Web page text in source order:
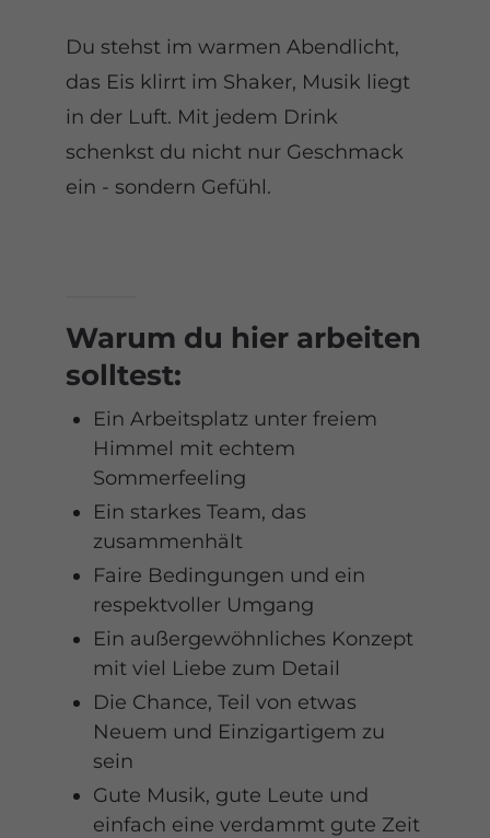
Du stehst im warmen Abendlicht,
das Eis klirrt im Shaker, Musik liegt
in der Luft. Mit jedem Drink
schenkst du nicht nur Geschmack
ein - sondern Gefühl.
Warum du hier arbeiten
solltest:
Ein Arbeitsplatz unter freiem
Himmel mit echtem
Sommerfeeling
Ein starkes Team, das
zusammenhält
Faire Bedingungen und ein
respektvoller Umgang
Ein außergewöhnliches Konzept
mit viel Liebe zum Detail
Die Chance, Teil von etwas
Neuem und Einzigartigem zu
sein
Gute Musik, gute Leute und
einfach eine verdammt gute Zeit